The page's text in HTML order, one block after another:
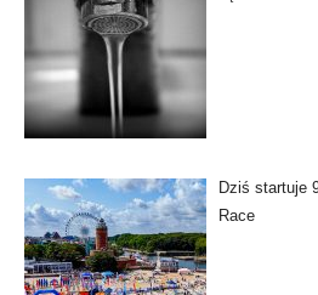
Dziś startuje
Race